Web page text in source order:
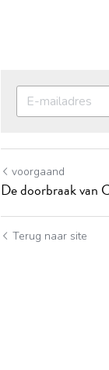
voorgaand
De doorbraak van
Terug naar site